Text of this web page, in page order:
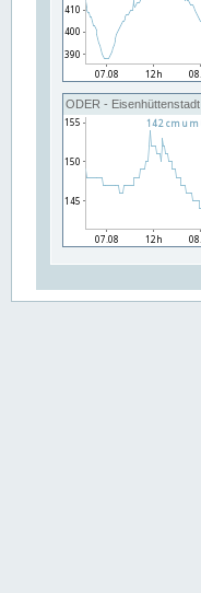
ODER - Eisenhüttenstadt